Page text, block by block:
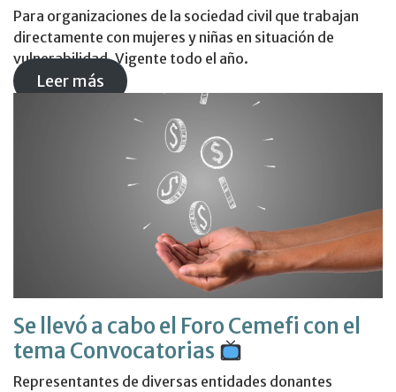
Para organizaciones de la sociedad civil que trabajan
directamente con mujeres y niñas en situación de
vulnerabilidad. Vigente todo el año.
Leer más
Se llevó a cabo el Foro Cemefi con el
tema Convocatorias
Representantes de diversas entidades donantes